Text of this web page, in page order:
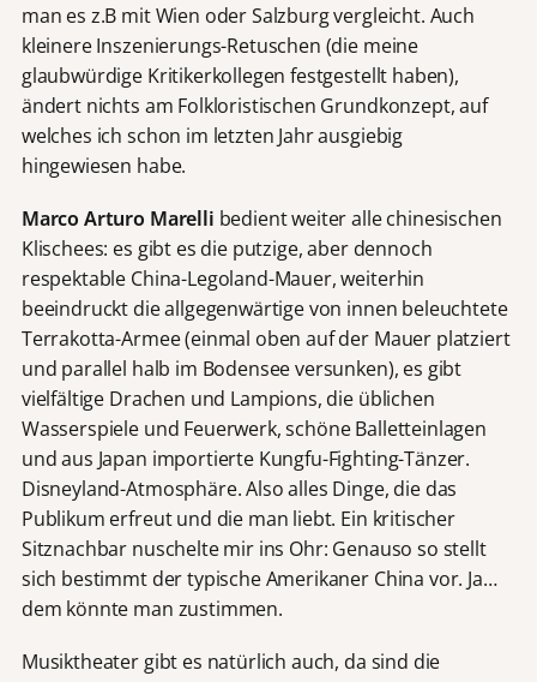
man es z.B mit Wien oder Salzburg vergleicht. Auch
kleinere Inszenierungs-Retuschen (die meine
glaubwürdige Kritikerkollegen festgestellt haben),
ändert nichts am Folkloristischen Grundkonzept, auf
welches ich schon im letzten Jahr ausgiebig
hingewiesen habe.
Marco Arturo Marelli bedient weiter alle chinesischen
Klischees: es gibt es die putzige, aber dennoch
respektable China-Legoland-Mauer, weiterhin
beeindruckt die allgegenwärtige von innen beleuchtete
Terrakotta-Armee (einmal oben auf der Mauer platziert
und parallel halb im Bodensee versunken), es gibt
vielfältige Drachen und Lampions, die üblichen
Wasserspiele und Feuerwerk, schöne Balletteinlagen
und aus Japan importierte Kungfu-Fighting-Tänzer.
Disneyland-Atmosphäre. Also alles Dinge, die das
Publikum erfreut und die man liebt. Ein kritischer
Sitznachbar nuschelte mir ins Ohr: Genauso so stellt
sich bestimmt der typische Amerikaner China vor. Ja…
dem könnte man zustimmen.
Musiktheater gibt es natürlich auch, da sind die